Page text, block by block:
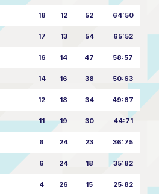
18 12 52 64:50
17 13 54 65:52
16 14 47 58:57
14 16 38 50:63
12 18 34 49:67
11 19 30 44:71
6 24 23 36:75
6 24 18 35:82
4 26 15 25:82